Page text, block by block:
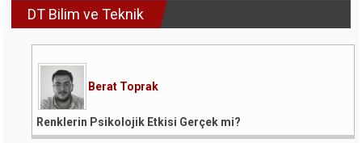
DT Bilim ve Teknik
Berat Toprak
Renklerin Psikolojik Etkisi Gerçek mi?